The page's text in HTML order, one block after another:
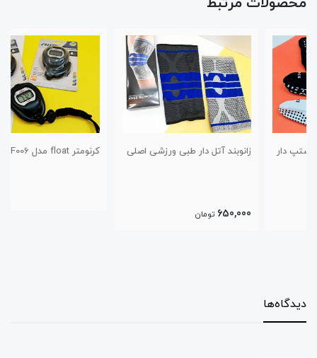
زانوبند آتل دار طبی ورزشی اصلی
تومان
کرنومتر float مدل F006
دیدگاه‌ها